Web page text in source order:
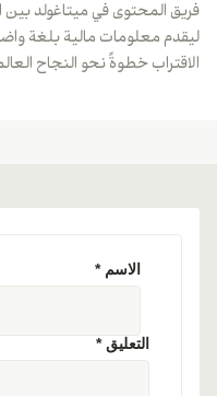
فريق المحتوى في ميتاغولد
ليقدم معلومات مالية بلغة
الاقتراب خطوةً نحو النجاح
التعليق*
الاسم*